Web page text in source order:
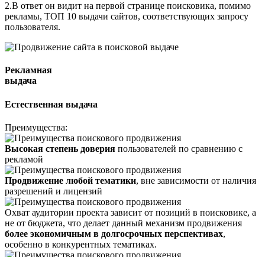
2.В ответ он видит на первой странице поисковика, помимо
рекламы, ТОП 10 выдачи сайтов, соответствующих запросу
пользователя.
Рекламная
выдача
Естественная выдача
Преимущества:
Высокая степень доверия пользователей по сравнению с
рекламой
Продвижение любой тематики, вне зависимости от наличия
разрешений и лицензий
Охват аудитории проекта зависит от позиций в поисковике, а
не от бюджета, что делает данный механизм продвижения
более экономичным в долгосрочных перспективах,
особенно в конкурентных тематиках.